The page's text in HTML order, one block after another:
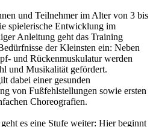
und Teilnehmer im Alter von 3 bis
spielerische Entwicklung im
Anleitung geht das Training
der Kleinsten ein: Neben
und Rückenmuskulatur werden
und Musikalität gefördert.
dabei einer gesunden
von Fußfehlstellungen sowie ersten
Choreografien.
es eine Stufe weiter: Hier beginnt